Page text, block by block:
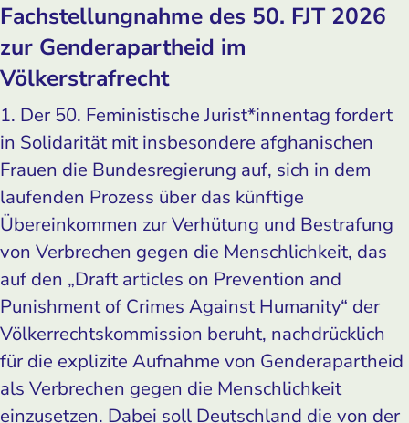
Fachstellungnahme des 50. FJT 2026
zur Gender­apartheid im
Völkerstrafrecht
1. Der 50. Feministische Jurist*innentag fordert
in Solidarität mit insbesondere afghanischen
Frauen die Bundesregierung auf, sich in dem
laufenden Prozess über das künftige
Übereinkommen zur Verhütung und Bestrafung
von Verbrechen gegen die Menschlichkeit, das
auf den „Draft articles on Prevention and
Punishment of Crimes Against Humanity“ der
Völkerrechtskommission beruht, nachdrücklich
für die explizite Aufnahme von Genderapartheid
als Verbrechen gegen die Menschlichkeit
einzusetzen. Dabei soll Deutschland die von der